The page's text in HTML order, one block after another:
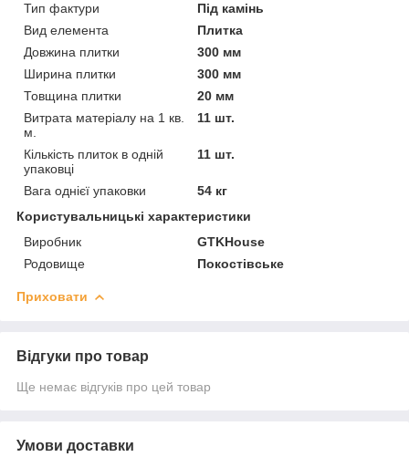
Тип фактури
Під камінь
Вид елемента
Плитка
Довжина плитки
300 мм
Ширина плитки
300 мм
Товщина плитки
20 мм
Витрата матеріалу на 1 кв.
м.
11 шт.
Кількість плиток в одній
упаковці
11 шт.
Вага однієї упаковки
54 кг
Користувальницькі характеристики
Виробник
GTKHouse
Родовище
Покостівське
Приховати
Відгуки про товар
Ще немає відгуків про цей товар
Умови доставки